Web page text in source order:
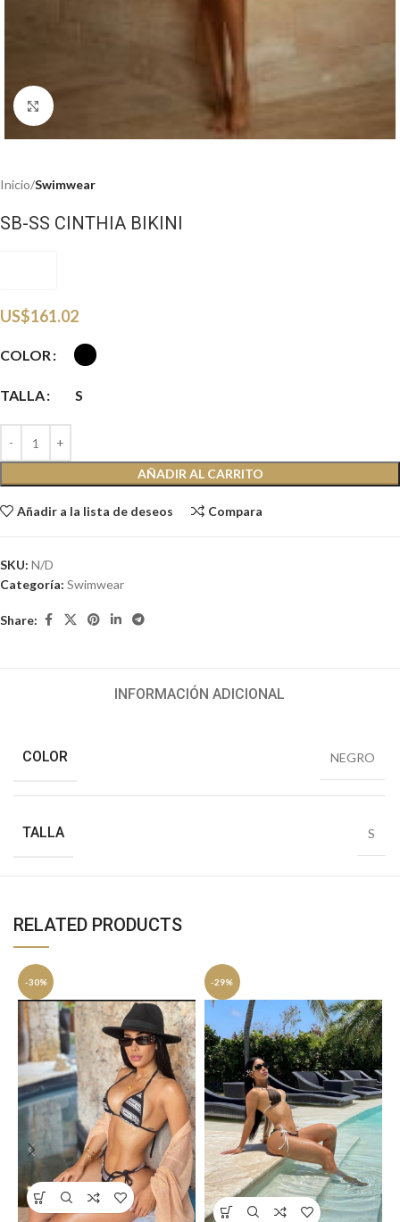
Haga clic para ampliar
Inicio Swimwear
SB-SS CINTHIA BIKINI
US$161.02
COLOR
TALLA S
AÑADIR AL CARRITO
Añadir a la lista de deseos Compara
SKU: N/D
Categoría: Swimwear
Share:
INFORMACIÓN ADICIONAL
COLOR NEGRO
TALLA S
RELATED PRODUCTS
-30% -29%